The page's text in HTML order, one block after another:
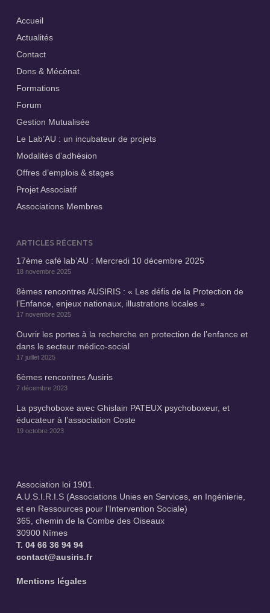
Accueil
Actualités
Contact
Dons & Mécénat
Formations
Forum
Gestion Mutualisée
Le Lab’AU : un incubateur de projets
Modalités d’adhésion
Offres d’emplois & stages
Projet Associatif
Associations Membres
ARTICLES RÉCENTS
17ème café lab’AU : Mercredi 10 décembre 2025
18 novembre 2025
8èmes rencontres AUSIRIS : « Les défis de la Protection de
l’Enfance, enjeux nationaux, illustrations locales »
17 novembre 2025
Ouvrir les portes à la recherche en protection de l’enfance et
dans le secteur médico-social
17 juillet 2025
6èmes rencontres Ausiris
7 décembre 2023
La psychoboxe avec Ghislain PATEUX psychoboxeur, et
éducateur à l’association Coste
19 octobre 2023
Association loi 1901.
A.U.S.I.R.I.S (Associations Unies en Services, en Ingénierie,
et en Ressources pour l’Intervention Sociale)
365, chemin de la Combe des Oiseaux
30900 Nîmes
T. 04 66 36 94 94
contact@ausiris.fr
Mentions légales